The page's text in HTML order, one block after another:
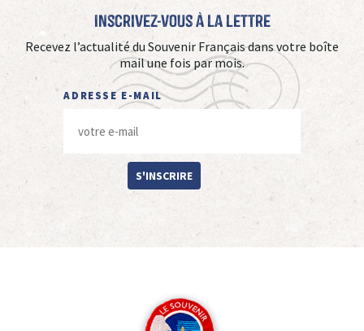
Inscrivez-vous à La Lettre
Recevez l’actualité du Souvenir Français dans votre boîte
mail une fois par mois.
ADRESSE E-MAIL
S'INSCRIRE